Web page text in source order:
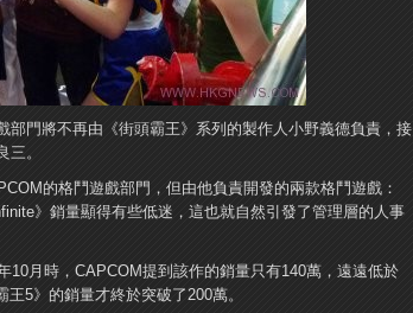
部門將不再由《街頭霸王》系列的製作人小野義德負責，接
。
的格鬥遊戲部門，但由他負責開發的兩款格鬥遊戲：
》銷量顯得有些低迷，這也就自然引發了管理層的人事
10月時，CAPCOM提到該作的銷量只有140萬，遠遠低於
5》的銷量才終於突破了200萬。